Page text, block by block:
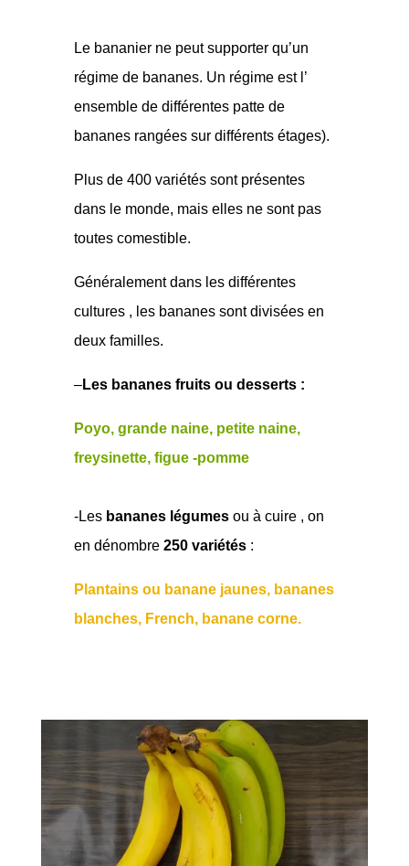
Le bananier ne peut supporter qu’un
régime de bananes. Un régime est l’
ensemble de différentes patte de
bananes rangées sur différents étages).
Plus de 400 variétés sont présentes
dans le monde, mais elles ne sont pas
toutes comestible.
Généralement dans les différentes
cultures , les bananes sont divisées en
deux familles.
–Les bananes fruits ou desserts :
Poyo, grande naine, petite naine,
freysinette, figue -pomme
-Lesbananes légumesou à cuire , on
en dénombre 250 variétés:
Plantains ou banane jaunes, bananes
blanches, French, banane corne.